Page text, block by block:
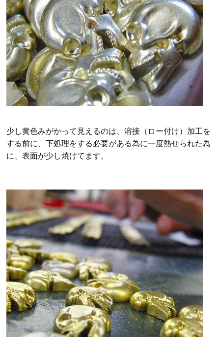
少し黄色みがかって見えるのは、溶接（ロー付け）加工を
する前に、下処理をする必要がある為に一度熱せられた為
に、表面が少し焼けてます。